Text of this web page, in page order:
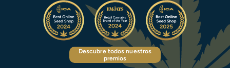
Descubre todos nuestros
premios